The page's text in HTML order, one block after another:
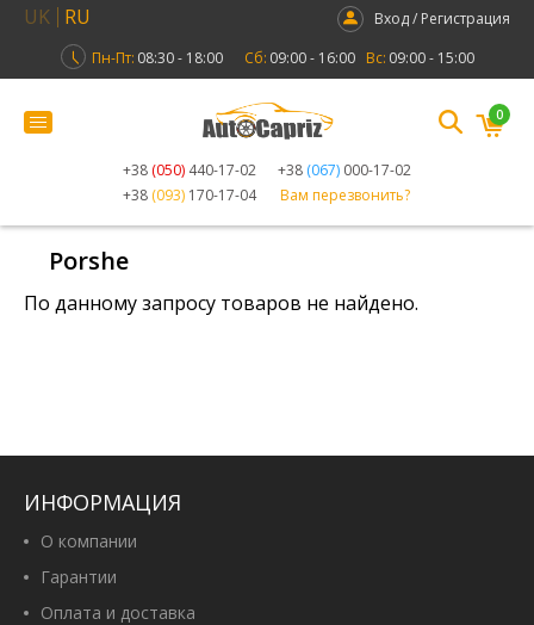
UK RU
Вход / Регистрация
Пн-Пт: 08:30 - 18:00 Сб: 09:00 - 16:00 Вс: 09:00 - 15:00
+38 (050) 440-17-02 +38 (067) 000-17-02
+38 (093) 170-17-04 Вам перезвонить?
0
Porshe
По данному запросу товаров не найдено.
ИНФОРМАЦИЯ
О компании
Гарантии
Оплата и доставка